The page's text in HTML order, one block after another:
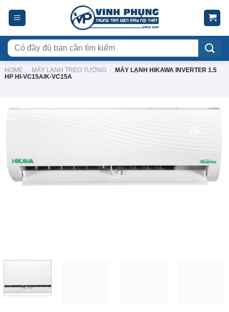
Tìm
kiếm:
HOME - MÁY LẠNH TREO TƯỜNG -
MÁY LẠNH HIKAWA INVERTER 1.5
HP HI-VC15A/K-VC15A